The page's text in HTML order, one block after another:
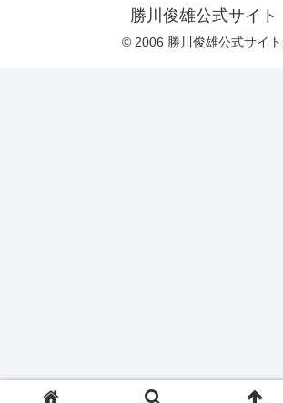
勝川俊雄公式サイト
© 2006 勝川俊雄公式サイト.